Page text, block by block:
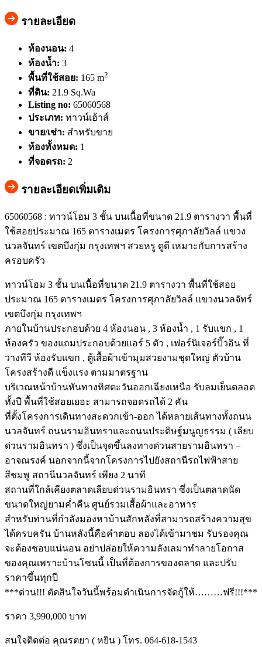
รายละเอียด
ห้องนอน: 4
ห้องน้ำ: 3
พื้นที่ใช้สอย: 165 m2
ที่ดิน: 21.9 Sq.Wa
Listing no: 65060568
ประเภท: ทาวน์เฮ้าส์
ขาย/เช่า: สำหรับขาย
ห้องทั้งหมด: 1
ที่จอดรถ: 2
รายละเอียดเพิ่มเติม
65060568 : ทาวน์โฮม 3 ชั้น บนเนื้อที่ขนาด 21.9 ตารางวา พื้นที่
ใช้สอยประมาณ 165 ตารางเมตร โครงการศุภาลัยวิลล์ แขวง
นวลจันทร์ เขตบึงกุ่ม กรุงเทพฯ สวยหรู ดูดี เหมาะกับการสร้าง
ครอบครัว
ทาวน์โฮม 3 ชั้น บนเนื้อที่ขนาด 21.9 ตารางวา พื้นที่ใช้สอย
ประมาณ 165 ตารางเมตร โครงการศุภาลัยวิลล์ แขวงนวลจัทร์
เขตบึงกุ่ม กรุงเทพฯ
ภายในบ้านประกอบด้วย 4 ห้องนอน , 3 ห้องน้ำ , 1 รับแขก , 1
ห้องครัว ของแถมประกอบด้วยแอร์ 5 ตัว , เฟอร์นิเจอร์บิ๊วอิน ที่
วางทีวี ห้องรับแขก , ตู้เสื้อผ้าเข้ามุมสวยงามชุดใหญ่ ตัวบ้าน
โครงสร้างดี แข็งแรง ตามมาตรฐาน
บริเวณหน้าบ้านหันทางทิศตะวันออกเฉียงเหนือ รับลมเย็นตลอด
ทั้งปี พื้นที่ใช้สอยเยอะ สามารถจอดรถได้ 2 คัน
ที่ตั้งโครงการเดินทางสะดวกเข้า-ออก ได้หลายเส้นทางทั้งถนน
นวลจันทร์ ถนนรามอินทราและถนนประดิษฐ์มนูญธรรม ( เลียบ
ด่วนรามอินทรา ) ซึ่งเป็นจุดขึ้นลงทางด่วนสายรามอินทรา –
อาจณรงค์ นอกจากนี้จากโครงการไปยังสถานีรถไฟฟ้าสาย
สีชมพู สถานีนวลจันทร์ เพียง 2 นาที
สถานที่ใกล้เคียงตลาดเลียบด่วนรามอินทรา ซึ่งเป็นตลาดนัด
ขนาดใหญ่ยามค่ำคืน ศูนย์รวมเสื้อผ้าและอาหาร
สำหรับท่านที่กำลังมองหาบ้านสักหลังที่สามารถสร้างความสุข
ได้ครบครัน บ้านหลังนี้คือคำตอบ ลองได้เข้ามาชม รับรองคุณ
จะต้องชอบแน่นอน อย่าปล่อยให้ความลังเลมาทำลายโอกาส
ของคุณเพราะบ้านโซนนี้ เป็นที่ต้องการของตลาด และปรับ
ราคาขึ้นทุกปี
***ด่วน!!! ตัดสินใจวันนี้พร้อมดำเนินการจัดกู้ให้………ฟรี!!!***
ราคา 3,990,000 บาท
สนใจติดต่อ คุณรตยา ( หยิน ) โทร. 064-618-1543